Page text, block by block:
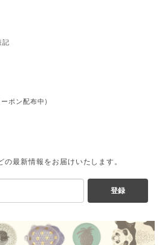
記
ポン配布中)
最新情報をお届けいたします。
登録